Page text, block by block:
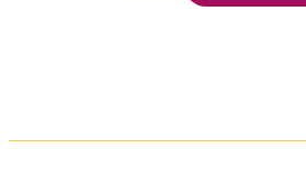
Preis